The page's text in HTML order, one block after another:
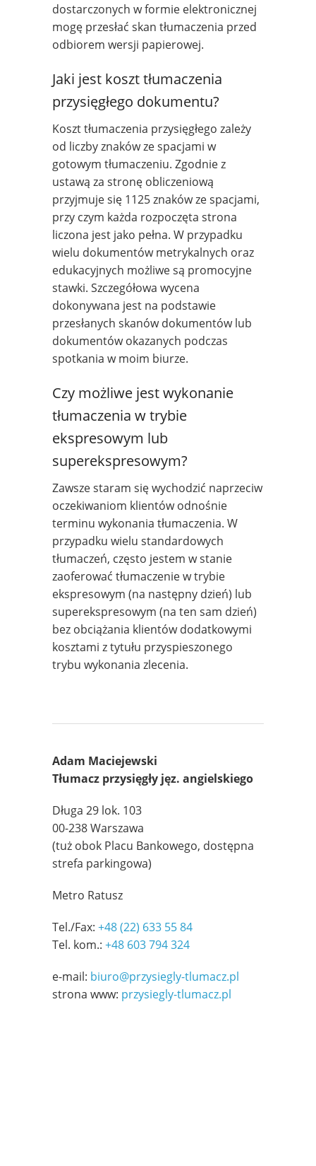
dostarczonych w formie elektronicznej
mogę przesłać skan tłumaczenia przed
odbiorem wersji papierowej.
Jaki jest koszt tłumaczenia
przysięgłego dokumentu?
Koszt tłumaczenia przysięgłego zależy
od liczby znaków ze spacjami w
gotowym tłumaczeniu. Zgodnie z
ustawą za stronę obliczeniową
przyjmuje się 1125 znaków ze spacjami,
przy czym każda rozpoczęta strona
liczona jest jako pełna. W przypadku
wielu dokumentów metrykalnych oraz
edukacyjnych możliwe są promocyjne
stawki. Szczegółowa wycena
dokonywana jest na podstawie
przesłanych skanów dokumentów lub
dokumentów okazanych podczas
spotkania w moim biurze.
Czy możliwe jest wykonanie
tłumaczenia w trybie
ekspresowym lub
superekspresowym?
Zawsze staram się wychodzić naprzeciw
oczekiwaniom klientów odnośnie
terminu wykonania tłumaczenia. W
przypadku wielu standardowych
tłumaczeń, często jestem w stanie
zaoferować tłumaczenie w trybie
ekspresowym (na następny dzień) lub
superekspresowym (na ten sam dzień)
bez obciążania klientów dodatkowymi
kosztami z tytułu przyspieszonego
trybu wykonania zlecenia.
Adam Maciejewski
Tłumacz przysięgły jęz. angielskiego
Długa 29 lok. 103
00-238 Warszawa
(tuż obok Placu Bankowego, dostępna
strefa parkingowa)
Metro Ratusz
Tel./Fax: +48 (22) 633 55 84
Tel. kom.: +48 603 794 324
e-mail: biuro@przysiegly-tlumacz.pl
strona www: przysiegly-tlumacz.pl